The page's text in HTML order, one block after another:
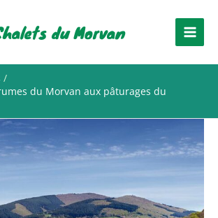
du Morvan
du Morvan aux pâturages du